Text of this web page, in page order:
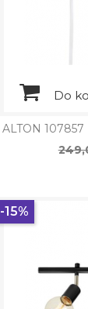
Do
ALTON
Cena
-15%